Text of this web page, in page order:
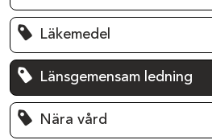
Läkemedel
Länsgemensam ledning
Nära vård